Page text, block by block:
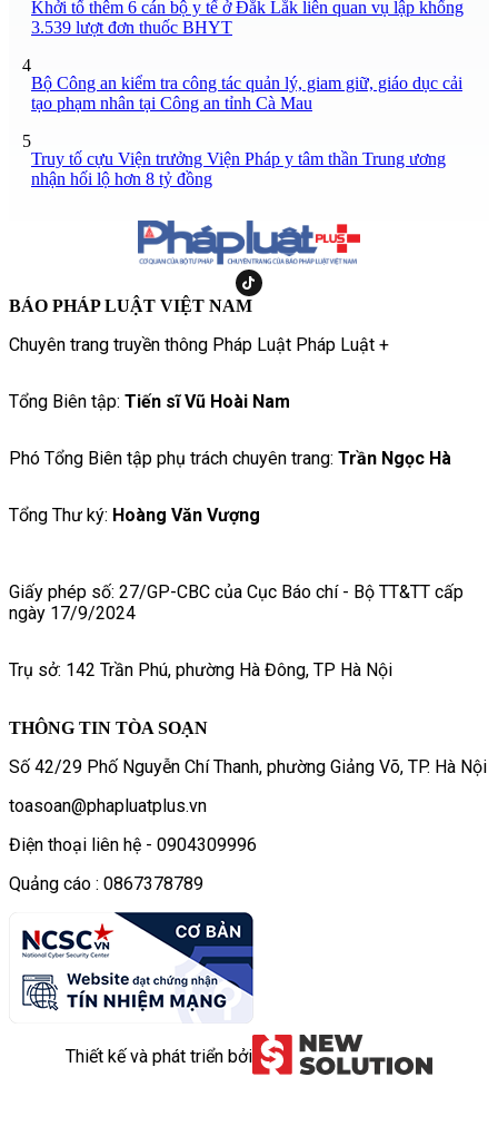
Khởi tố thêm 6 cán bộ y tế ở Đắk Lắk liên quan vụ lập khống
3.539 lượt đơn thuốc BHYT
4
Bộ Công an kiểm tra công tác quản lý, giam giữ, giáo dục cải
tạo phạm nhân tại Công an tỉnh Cà Mau
5
Truy tố cựu Viện trưởng Viện Pháp y tâm thần Trung ương
nhận hối lộ hơn 8 tỷ đồng
BÁO PHÁP LUẬT VIỆT NAM
Chuyên trang truyền thông Pháp Luật Pháp Luật +
Tổng Biên tập: Tiến sĩ Vũ Hoài Nam
Phó Tổng Biên tập phụ trách chuyên trang: Trần Ngọc Hà
Tổng Thư ký: Hoàng Văn Vượng
Giấy phép số: 27/GP-CBC của Cục Báo chí - Bộ TT&TT cấp
ngày 17/9/2024
Trụ sở: 142 Trần Phú, phường Hà Đông, TP Hà Nội
THÔNG TIN TÒA SOẠN
Số 42/29 Phố Nguyễn Chí Thanh, phường Giảng Võ, TP. Hà Nội
toasoan@phapluatplus.vn
Điện thoại liên hệ - 0904309996
Quảng cáo : 0867378789
Thiết kế và phát triển bởi